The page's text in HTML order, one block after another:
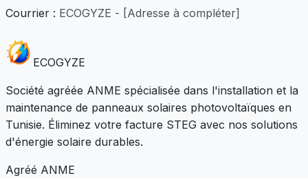
Courrier : ECOGYZE - [Adresse à compléter]
ECOGYZE
Société agréée ANME spécialisée dans l'installation et la
maintenance de panneaux solaires photovoltaïques en
Tunisie. Éliminez votre facture STEG avec nos solutions
d'énergie solaire durables.
Agréé ANME